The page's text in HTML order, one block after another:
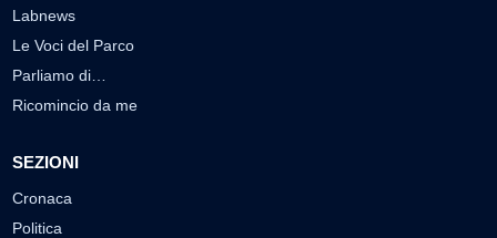
Labnews
Le Voci del Parco
Parliamo di…
Ricomincio da me
SEZIONI
Cronaca
Politica